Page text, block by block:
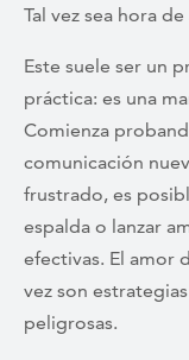
Tal vez sea hora
Este suele ser un
práctica: es una
Comienza
comunicación
frustrado, es
espalda o lanzar
efectivas. El amor
vez son
peligrosas.